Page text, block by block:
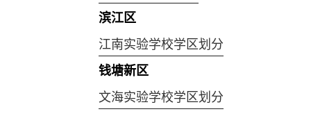
滨江区
江南实验学校学区划分
钱塘新区
文海实验学校学区划分